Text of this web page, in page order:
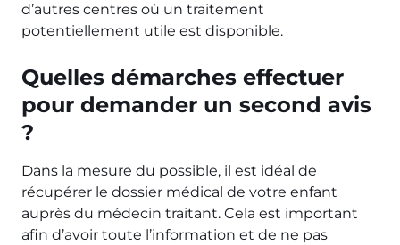
d’autres centres où un traitement
potentiellement utile est disponible.
Quelles démarches effectuer
pour demander un second avis
?
Dans la mesure du possible, il est idéal de
récupérer le dossier médical de votre enfant
auprès du médecin traitant. Cela est important
afin d’avoir toute l’information et de ne pas